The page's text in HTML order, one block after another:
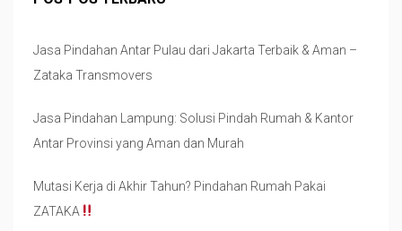
Jasa Pindahan Antar Pulau dari Jakarta Terbaik & Aman –
Zataka Transmovers
Jasa Pindahan Lampung: Solusi Pindah Rumah & Kantor
Antar Provinsi yang Aman dan Murah
Mutasi Kerja di Akhir Tahun? Pindahan Rumah Pakai
ZATAKA